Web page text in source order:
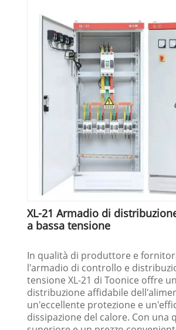
XL-21 Armadio di
a bassa tensione
In qualità di produttore e
l'armadio di controllo e
tensione XL-21 di Toonice offre
distribuzione affidabile
un'eccellente protezione e
dissipazione del calore. Con una